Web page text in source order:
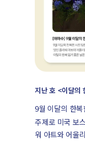
지난 호 <이달의
9월 이달의 한
주제로 미국 보
워 아트와 어울